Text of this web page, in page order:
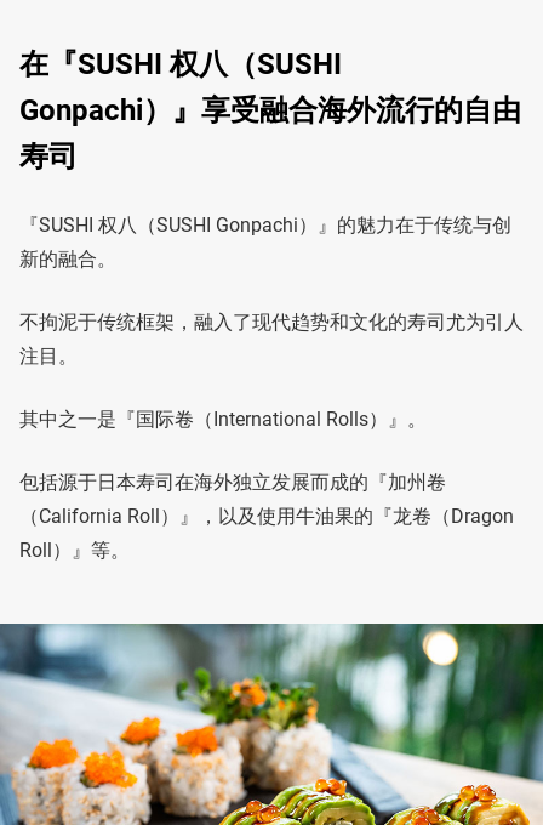
在『SUSHI 权八（SUSHI
Gonpachi）』享受融合海外流行的自由
寿司
『SUSHI 权八（SUSHI Gonpachi）』的魅力在于传统与创
新的融合。
不拘泥于传统框架，融入了现代趋势和文化的寿司尤为引人
注目。
其中之一是『国际卷（International Rolls）』。
包括源于日本寿司在海外独立发展而成的『加州卷
（California Roll）』，以及使用牛油果的『龙卷（Dragon
Roll）』等。